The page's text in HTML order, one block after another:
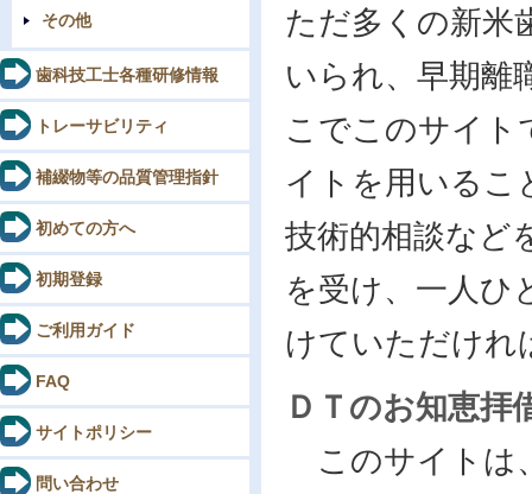
ただ多くの新米
いられ、早期
こでこのサイト
イトを用いるこ
技術的相談など
を受け、一人ひ
けていただけれ
ＤＴのお知恵拝
このサイトは
その他
歯科技工士各種研修情報
トレーサビリティ
補綴物等の品質管理指針
初めての方へ
初期登録
ご利用ガイド
FAQ
サイトポリシー
問い合わせ